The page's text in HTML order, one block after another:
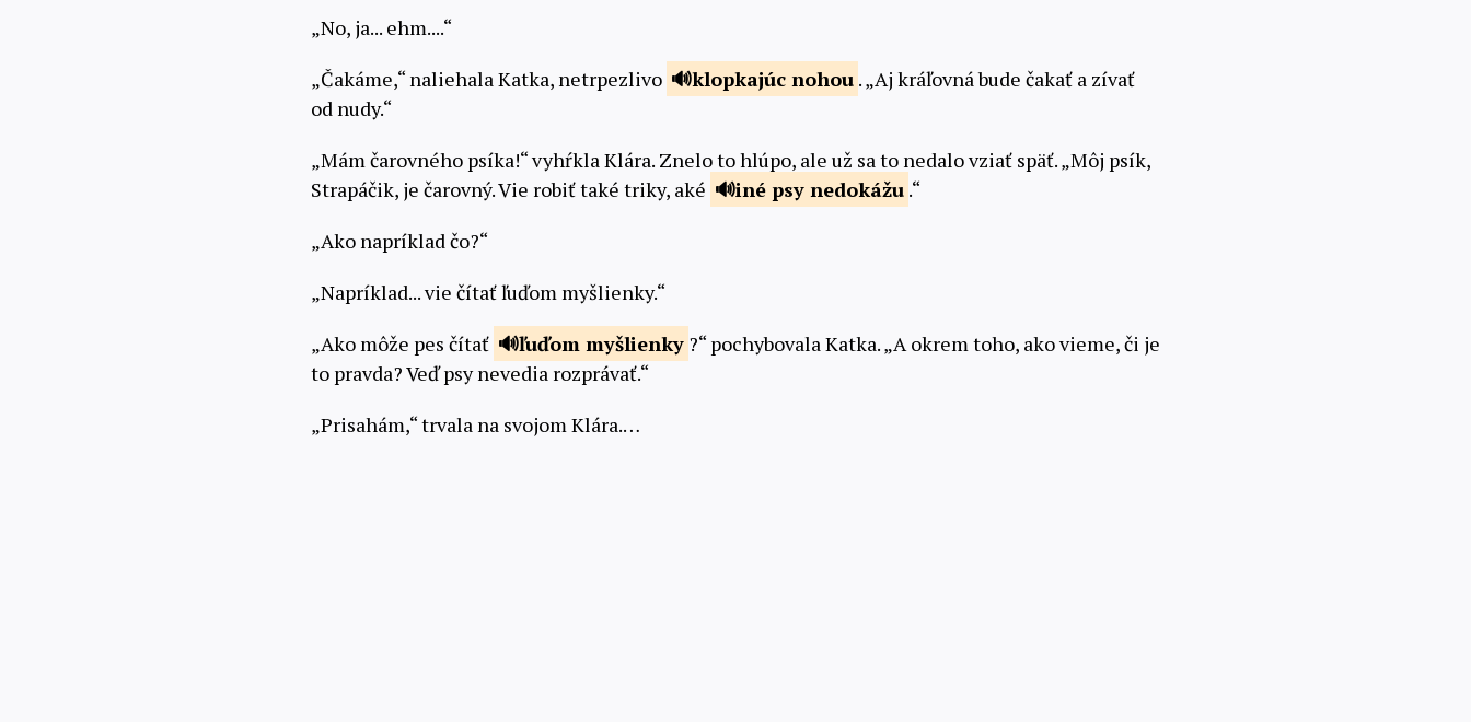
„No, ja... ehm....“
„Čakáme,“ naliehala Katka, netrpezlivo
klopkajúc nohou . „Aj kráľovná bude čakať a zívať
od nudy.“
„Mám čarovného psíka!“ vyhŕkla Klára. Znelo to hlúpo, ale už sa to nedalo vziať späť. „Môj psík,
Strapáčik, je čarovný. Vie robiť také triky, aké
iné psy nedokážu .“
„Ako napríklad čo?“
„Napríklad... vie čítať ľuďom myšlienky.“
„Ako môže pes čítať
ľuďom myšlienky ?“ pochybovala Katka. „A okrem toho, ako vieme, či je
to pravda? Veď psy nevedia rozprávať.“
„Prisahám,“ trvala na svojom Klára.…